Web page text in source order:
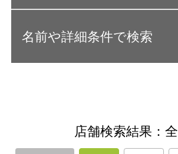
名前や詳細条件で検索
店舗検索結果：全